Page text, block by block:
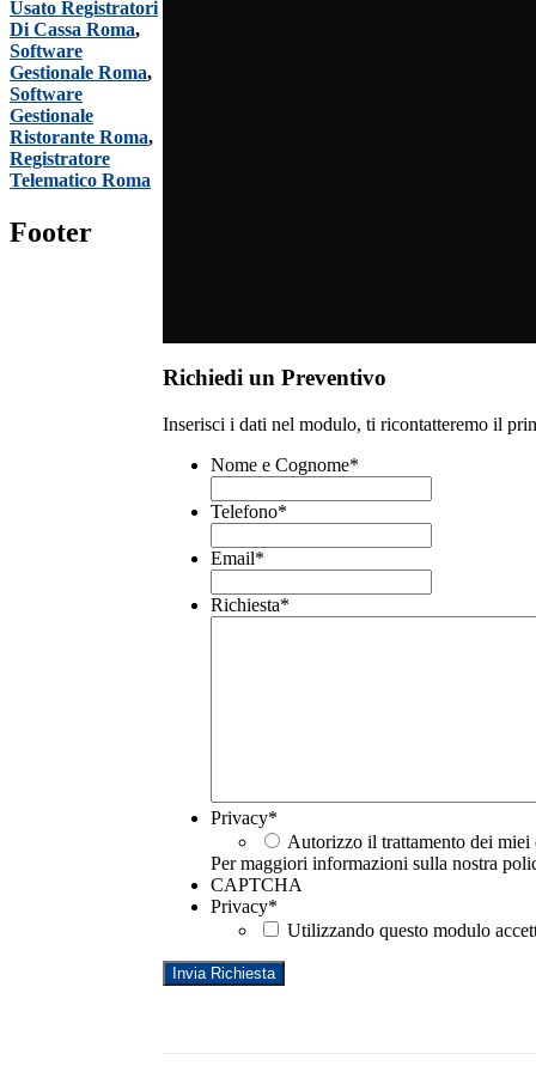
Richiedi un Preventivo
Inserisci i dati nel modulo, ti ricontatteremo il
Nome e Cognome*
Telefono*
Email*
Richiesta*
Privacy*
Autorizzo il trattamento dei miei
Per maggiori informazioni sulla nostra
CAPTCHA
Privacy*
Utilizzando questo modulo
Usato Registratori
Di Cassa Roma,
Software
Gestionale Roma,
Software
Gestionale
Ristorante Roma,
Registratore
Telematico Roma
Footer